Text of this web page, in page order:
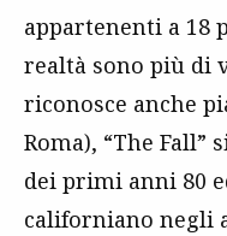
appartenenti a 18
realtà sono più di
riconosce anche
Roma), “The
dei primi anni 80
californiano negli